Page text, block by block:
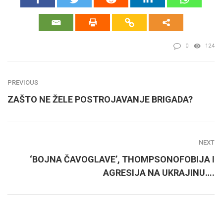
0 124
PREVIOUS
ZAŠTO NE ŽELE POSTROJAVANJE BRIGADA?
NEXT
‘BOJNA ČAVOGLAVE’, THOMPSONOFOBIJA I
AGRESIJA NA UKRAJINU….